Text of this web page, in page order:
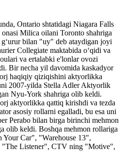
Ontario shtatidagi Niagara Falls
Milica oilani Toronto shahriga
bilan "uy" deb ataydigan joyi
Collegiate maktabida o‘qidi va
va ertalabki e'lonlar ovozi
Bir necha yil davomida kaskadyor
haqiqiy qiziqishini aktyorlikka
2007-yilda Stella Adler Aktyorlik
Nyu-York shahriga olib keldi.
aktyorlikka qattiq kirishdi va tezda
asosiy rollarni egalladi, bu esa uni
Perabo bilan birga birinchi mehmon
olib keldi. Boshqa mehmon rollariga
Car", "Warehouse 13",
Listener", CTV ning "Motive",